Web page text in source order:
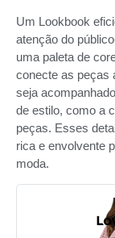
Um Lookbook
atenção do
uma paleta de
conecte as peças
seja
de estilo, como a
peças. Esses
rica e envolvente
moda.